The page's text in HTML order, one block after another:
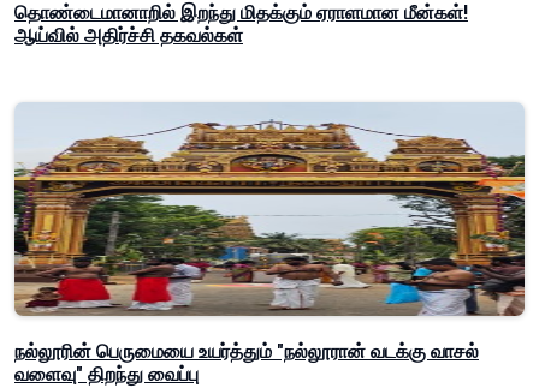
தொண்டைமானாறில் இறந்து மிதக்கும் ஏராளமான மீன்கள்!
ஆய்வில் அதிர்ச்சி தகவல்கள்
நல்லூரின் பெருமையை உயர்த்தும் "நல்லூரான் வடக்கு வாசல்
வளைவு" திறந்து வைப்பு